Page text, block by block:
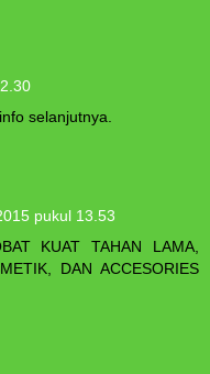
selanjutnya.
pukul 13.53
KUAT TAHAN LAMA,
DAN ACCESORIES